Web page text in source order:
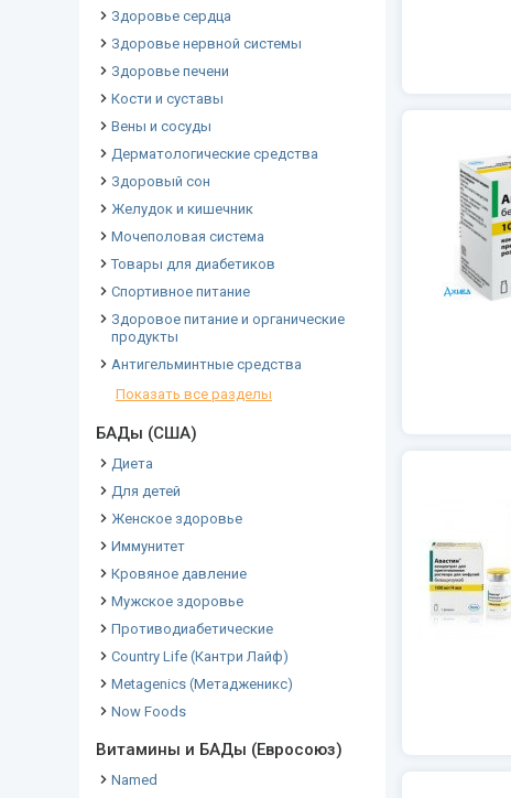
Здоровье сердца
Здоровье нервной системы
Здоровье печени
Кости и суставы
Вены и сосуды
Дерматологические средства
Здоровый сон
Желудок и кишечник
Мочеполовая система
Товары для диабетиков
Спортивное питание
Здоровое питание и органические
продукты
Антигельминтные средства
Показать все разделы
БАДы (США)
Диета
Для детей
Женское здоровье
Иммунитет
Кровяное давление
Мужское здоровье
Противодиабетические
Country Life (Кантри Лайф)
Metagenics (Метадженикс)
Now Foods
Витамины и БАДы (Евросоюз)
Named